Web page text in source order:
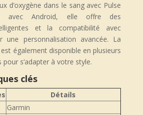
d’oxygène dans le sang avec Pulse
avec Android, elle offre des
et la compatibilité avec
une personnalisation avancée. La
également disponible en plusieurs
s’adapter à votre style.
clés
Détails
Garmin